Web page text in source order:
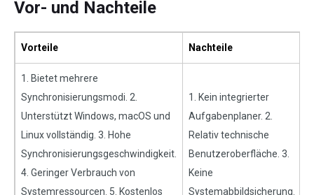
Vor- und Nachteile
Vorteile Nachteile
1. Bietet mehrere
Synchronisierungsmodi. 2.
Unterstützt Windows, macOS und
Linux vollständig. 3. Hohe
Synchronisierungsgeschwindigkeit.
4. Geringer Verbrauch von
Systemressourcen. 5. Kostenlos
1. Kein integrierter
Aufgabenplaner. 2.
Relativ technische
Benutzeroberfläche. 3.
Keine
Systemabbildsicherung.